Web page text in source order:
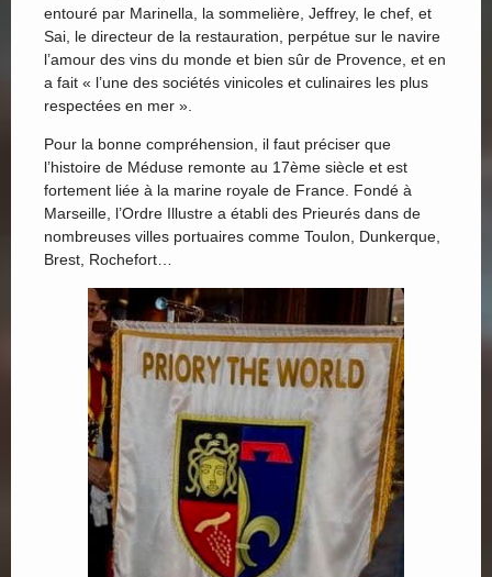
entouré par Marinella, la sommelière, Jeffrey, le chef, et
Sai, le directeur de la restauration, perpétue sur le navire
l’amour des vins du monde et bien sûr de Provence, et en
a fait « l’une des sociétés vinicoles et culinaires les plus
respectées en mer ».
Pour la bonne compréhension, il faut préciser que
l’histoire de Méduse remonte au 17ème siècle et est
fortement liée à la marine royale de France. Fondé à
Marseille, l’Ordre Illustre a établi des Prieurés dans de
nombreuses villes portuaires comme Toulon, Dunkerque,
Brest, Rochefort…